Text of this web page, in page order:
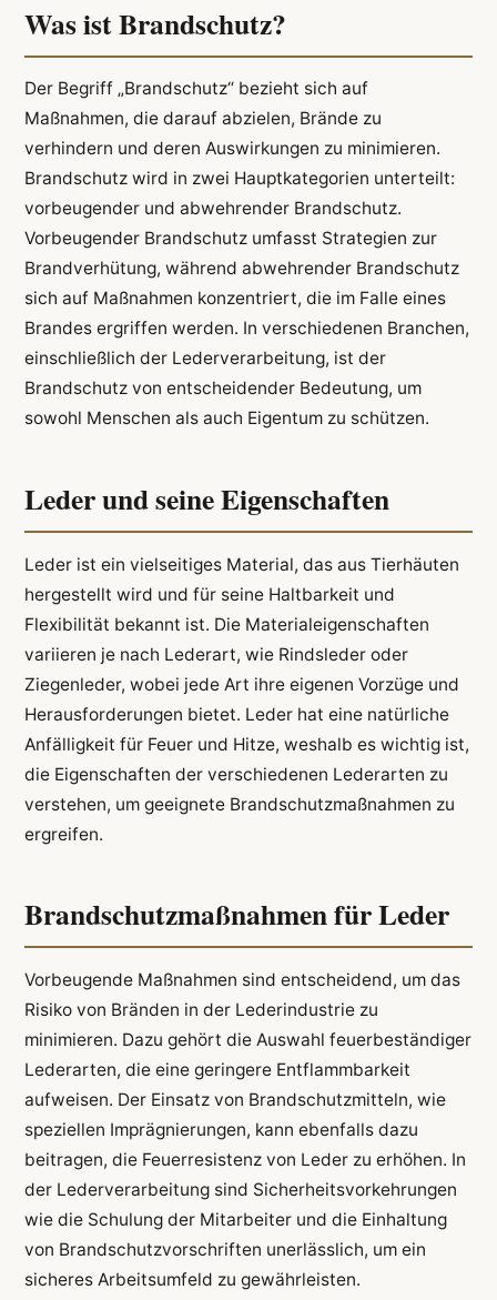
Was ist Brandschutz?
Der Begriff „Brandschutz“ bezieht sich auf
Maßnahmen, die darauf abzielen, Brände zu
verhindern und deren Auswirkungen zu minimieren.
Brandschutz wird in zwei Hauptkategorien unterteilt:
vorbeugender und abwehrender Brandschutz.
Vorbeugender Brandschutz umfasst Strategien zur
Brandverhütung, während abwehrender Brandschutz
sich auf Maßnahmen konzentriert, die im Falle eines
Brandes ergriffen werden. In verschiedenen Branchen,
einschließlich der Lederverarbeitung, ist der
Brandschutz von entscheidender Bedeutung, um
sowohl Menschen als auch Eigentum zu schützen.
Leder und seine Eigenschaften
Leder ist ein vielseitiges Material, das aus Tierhäuten
hergestellt wird und für seine Haltbarkeit und
Flexibilität bekannt ist. Die Materialeigenschaften
variieren je nach Lederart, wie Rindsleder oder
Ziegenleder, wobei jede Art ihre eigenen Vorzüge und
Herausforderungen bietet. Leder hat eine natürliche
Anfälligkeit für Feuer und Hitze, weshalb es wichtig ist,
die Eigenschaften der verschiedenen Lederarten zu
verstehen, um geeignete Brandschutzmaßnahmen zu
ergreifen.
Brandschutzmaßnahmen für Leder
Vorbeugende Maßnahmen sind entscheidend, um das
Risiko von Bränden in der Lederindustrie zu
minimieren. Dazu gehört die Auswahl feuerbeständiger
Lederarten, die eine geringere Entflammbarkeit
aufweisen. Der Einsatz von Brandschutzmitteln, wie
speziellen Imprägnierungen, kann ebenfalls dazu
beitragen, die Feuerresistenz von Leder zu erhöhen. In
der Lederverarbeitung sind Sicherheitsvorkehrungen
wie die Schulung der Mitarbeiter und die Einhaltung
von Brandschutzvorschriften unerlässlich, um ein
sicheres Arbeitsumfeld zu gewährleisten.